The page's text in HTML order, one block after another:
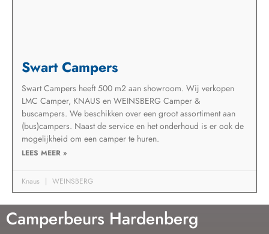
Swart Campers
Swart Campers heeft 500 m2 aan showroom. Wij verkopen
LMC Camper, KNAUS en WEINSBERG Camper &
buscampers. We beschikken over een groot assortiment aan
(bus)campers. Naast de service en het onderhoud is er ook de
mogelijkheid om een camper te huren.
LEES MEER »
Knaus WEINSBERG
Camperbeurs Hardenberg